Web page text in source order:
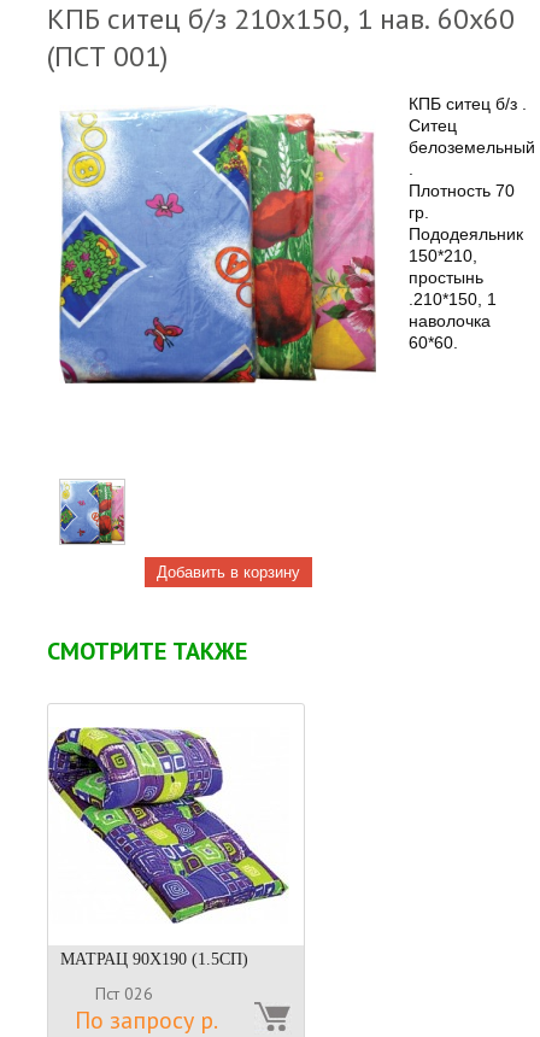
КПБ ситец б/з 210х150, 1 нав. 60х60
(ПСТ 001)
КПБ ситец б/з .
Ситец
белоземельный
Плотность 70
гр.
Пододеяльник
150*210,
простынь
.210*150, 1
наволочка
60*60.
СМОТРИТЕ ТАКЖЕ
МАТРАЦ 90Х190 (1.5СП)
Пст 026
По запросу р.